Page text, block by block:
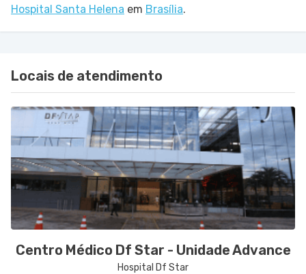
Hospital Santa Helena em Brasília.
Locais de atendimento
Centro Médico Df Star - Unidade Advance
Hospital Df Star